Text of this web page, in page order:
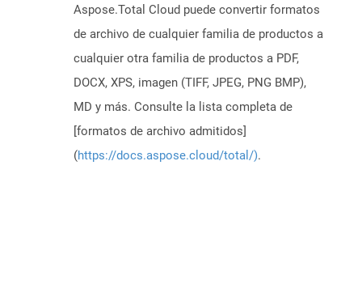
Aspose.Total Cloud puede convertir formatos
de archivo de cualquier familia de productos a
cualquier otra familia de productos a PDF,
DOCX, XPS, imagen (TIFF, JPEG, PNG BMP),
MD y más. Consulte la lista completa de
[formatos de archivo admitidos]
(https://docs.aspose.cloud/total/).